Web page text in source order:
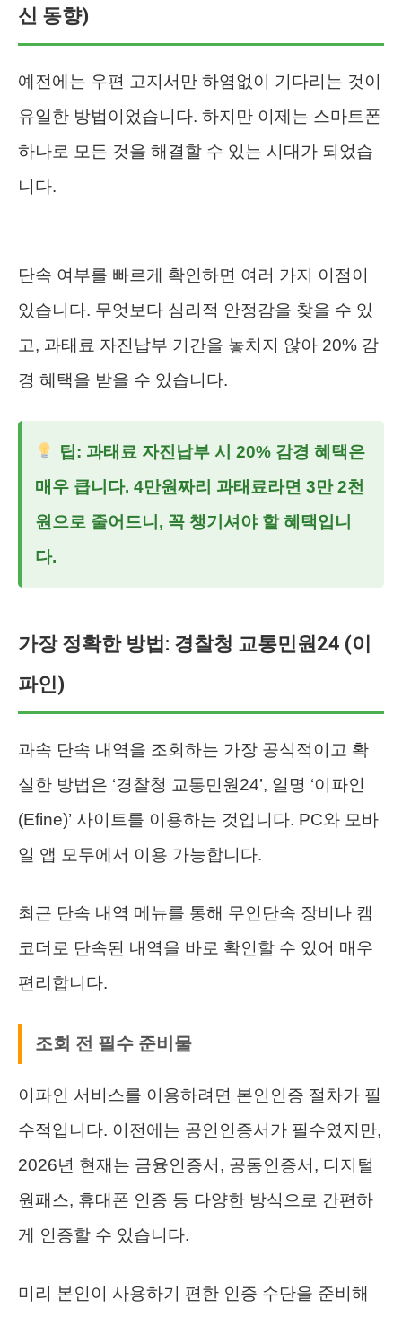
신 동향)
예전에는 우편 고지서만 하염없이 기다리는 것이
유일한 방법이었습니다. 하지만 이제는 스마트폰
하나로 모든 것을 해결할 수 있는 시대가 되었습
니다.
단속 여부를 빠르게 확인하면 여러 가지 이점이
있습니다. 무엇보다 심리적 안정감을 찾을 수 있
고, 과태료 자진납부 기간을 놓치지 않아 20% 감
경 혜택을 받을 수 있습니다.
팁: 과태료 자진납부 시 20% 감경 혜택은
매우 큽니다. 4만원짜리 과태료라면 3만 2천
원으로 줄어드니, 꼭 챙기셔야 할 혜택입니
다.
가장 정확한 방법: 경찰청 교통민원24 (이
파인)
과속 단속 내역을 조회하는 가장 공식적이고 확
실한 방법은 ‘경찰청 교통민원24’, 일명 ‘이파인
(Efine)’ 사이트를 이용하는 것입니다. PC와 모바
일 앱 모두에서 이용 가능합니다.
최근 단속 내역 메뉴를 통해 무인단속 장비나 캠
코더로 단속된 내역을 바로 확인할 수 있어 매우
편리합니다.
조회 전 필수 준비물
이파인 서비스를 이용하려면 본인인증 절차가 필
수적입니다. 이전에는 공인인증서가 필수였지만,
2026년 현재는 금융인증서, 공동인증서, 디지털
원패스, 휴대폰 인증 등 다양한 방식으로 간편하
게 인증할 수 있습니다.
미리 본인이 사용하기 편한 인증 수단을 준비해